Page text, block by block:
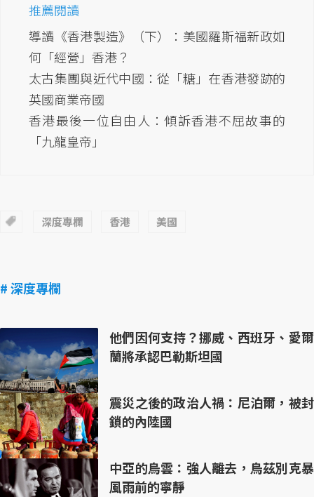
推薦閱讀
導讀《香港製造》（下）：美國羅斯福新政如
何「經營」香港？
太古集團與近代中國：從「糖」在香港發跡的
英國商業帝國
香港最後一位自由人：傾訴香港不屈故事的
「九龍皇帝」
深度專欄 香港 美國
# 深度專欄
他們因何支持？挪威、西班牙、愛爾
蘭將承認巴勒斯坦國
震災之後的政治人禍：尼泊爾，被封
鎖的內陸國
中亞的烏雲：強人離去，烏茲別克暴
風雨前的寧靜